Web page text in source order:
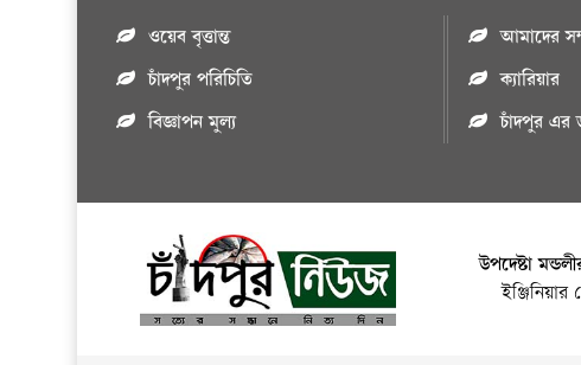
ওয়েব বৃত্তান্ত
চাঁদপুর পরিচিতি
বিজ্ঞাপন মুল্য
আমাদের
ক্যারিয়ার
চাঁদপুর এর
উপদেষ্টা